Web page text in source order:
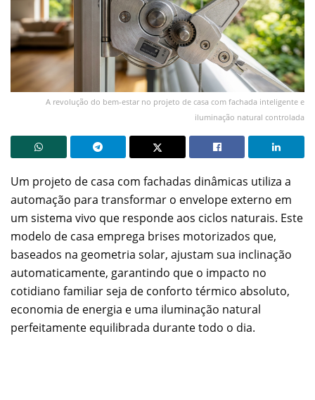
A revolução do bem-estar no projeto de casa com fachada inteligente e
iluminação natural controlada
Um projeto de casa com fachadas dinâmicas utiliza a
automação para transformar o envelope externo em
um sistema vivo que responde aos ciclos naturais. Este
modelo de casa emprega brises motorizados que,
baseados na geometria solar, ajustam sua inclinação
automaticamente, garantindo que o impacto no
cotidiano familiar seja de conforto térmico absoluto,
economia de energia e uma iluminação natural
perfeitamente equilibrada durante todo o dia.